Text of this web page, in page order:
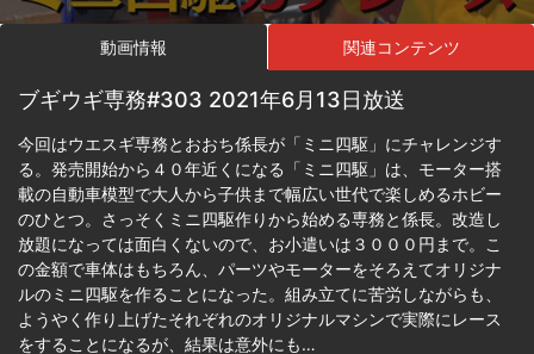
動画情報 関連コンテンツ
ブギウギ専務#303 2021年6月13日放送
今回はウエスギ専務とおおち係長が「ミニ四駆」にチャレンジす
る。発売開始から４０年近くになる「ミニ四駆」は、モーター搭
載の自動車模型で大人から子供まで幅広い世代で楽しめるホビー
のひとつ。さっそくミニ四駆作りから始める専務と係長。改造し
放題になっては面白くないので、お小遣いは３０００円まで。こ
の金額で車体はもちろん、パーツやモーターをそろえてオリジナ
ルのミニ四駆を作ることになった。組み立てに苦労しながらも、
ようやく作り上げたそれぞれのオリジナルマシンで実際にレース
をすることになるが、結果は意外にも…